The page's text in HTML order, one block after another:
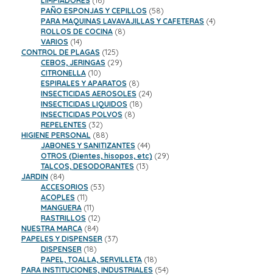
productos
PAÑO ESPONJAS Y CEPILLOS 5858
productos
PARA MAQUINAS LAVAVAJILLAS Y CAFETERAS 44
ROLLOS DE COCINA 88
VARIOS 1414
productos
CONTROL DE PLAGAS 125125
productos
CEBOS, JERINGAS 2929
CITRONELLA 1010
productos
ESPIRALES Y APARATOS 88
productos
INSECTICIDAS AEROSOLES 2424
INSECTICIDAS LIQUIDOS 1818
INSECTICIDAS POLVOS 88
REPELENTES 3232
productos
HIGIENE PERSONAL 8888
productos
JABONES Y SANITIZANTES 4444
productos
OTROS (Dientes, hisopos, etc) 2929
TALCOS, DESODORANTES 1313
JARDIN 8484
productos
ACCESORIOS 5353
ACOPLES 1111
productos
MANGUERA 1111
productos
RASTRILLOS 1212
productos
NUESTRA MARCA 8484
productos
PAPELES Y DISPENSER 3737
DISPENSER 1818
productos
PAPEL, TOALLA, SERVILLETA 1818
productos
PARA INSTITUCIONES, INDUSTRIALES 5454